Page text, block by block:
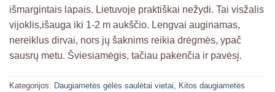
išmargintais lapais. Lietuvoje praktiškai nežydi. Tai visžalis
vijoklis,išauga iki 1-2 m aukščio. Lengvai auginamas,
nereiklus dirvai, nors jų šaknims reikia drėgmės, ypač
sausrų metu. Šviesiamėgis, tačiau pakenčia ir pavėsį.
Kategorijos: Daugiametės gėlės saulėtai vietai
Kitos daugiametės